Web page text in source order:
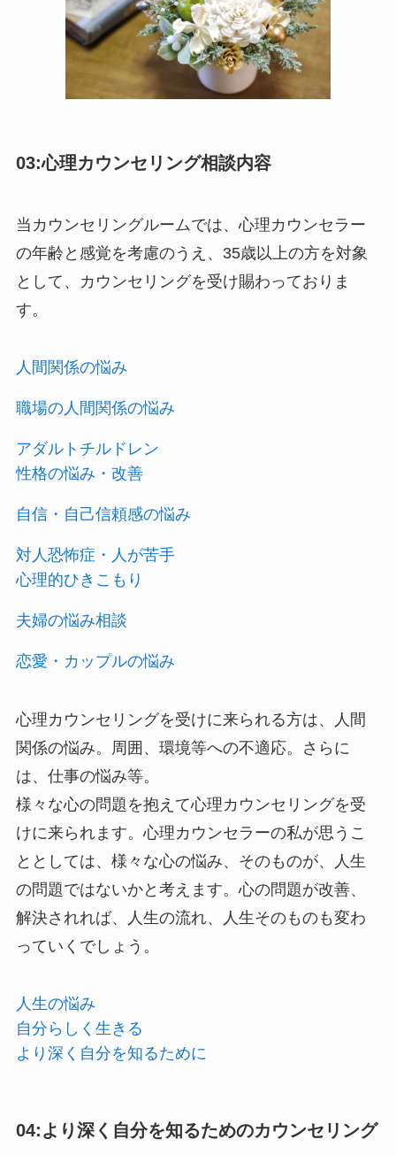
03:心理カウンセリング相談内容
当カウンセリングルームでは、心理カウンセラー
の年齢と感覚を考慮のうえ、35歳以上の方を対象
として、カウンセリングを受け賜わっておりま
す。
人間関係の悩み
職場の人間関係の悩み
アダルトチルドレン
性格の悩み・改善
自信・自己信頼感の悩み
対人恐怖症・人が苦手
心理的ひきこもり
夫婦の悩み相談
恋愛・カップルの悩み
心理カウンセリングを受けに来られる方は、人間
関係の悩み。周囲、環境等への不適応。さらに
は、仕事の悩み等。
様々な心の問題を抱えて心理カウンセリングを受
けに来られます。心理カウンセラーの私が思うこ
ととしては、様々な心の悩み、そのものが、人生
の問題ではないかと考えます。心の問題が改善、
解決されれば、人生の流れ、人生そのものも変わ
っていくでしょう。
人生の悩み
自分らしく生きる
より深く自分を知るために
04:より深く自分を知るためのカウンセリング